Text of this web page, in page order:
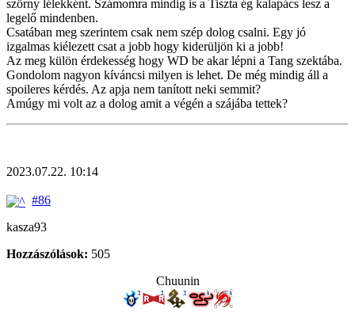
szörny lélekként. Számomra mindig is a Tiszta ég kalapács lesz a
legelő mindenben.
Csatában meg szerintem csak nem szép dolog csalni. Egy jó
izgalmas kiélezett csat a jobb hogy kiderüljön ki a jobb!
Az meg külön érdekesség hogy WD be akar lépni a Tang szektába.
Gondolom nagyon kíváncsi milyen is lehet. De még mindig áll a
spoileres kérdés. Az apja nem tanított neki semmit?
Amúgy mi volt az a dolog amit a végén a szájába tettek?
2023.07.22. 10:14
#86
kasza93
Hozzászólások: 505
Chuunin